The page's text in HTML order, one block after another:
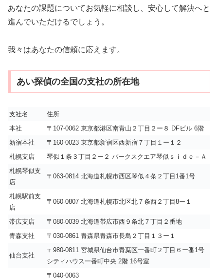
あなたの課題についてお気軽に相談し、安心して解決へと
進んでいただけるでしょう。
我々はあなたの信頼に応えます。
あい探偵の全国の支社の所在地
支社名
住所
本社
〒107-0062 東京都港区南青山２丁目２ー８ DFビル 6階
新宿本社
〒160-0023 東京都新宿区西新宿７丁目１ー１２
札幌支店
琴似１条３丁目２ー２ パークスクエア琴似ｓｉｄｅ－Ａ
札幌琴似支
店
〒063-0814 北海道札幌市西区琴似４条２丁目1番1号
札幌駅前支
店
〒060-0807 北海道札幌市北区北７条西２丁目8ー１
帯広支店
〒080-0039 北海道帯広市西９条北７丁目２番地
青森支社
〒030-0861 青森県青森市長島２丁目１３ー１
仙台支社
〒980-0811 宮城県仙台市青葉区一番町２丁目６ー番1号
シティハウス一番町中央 2階 16号室
〒040-0063